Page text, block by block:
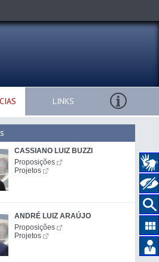
LINKS
CASSIANO LUIZ BUZZI
Proposições
Projetos
ANDRÉ LUIZ ARAÚJO
Proposições
Projetos